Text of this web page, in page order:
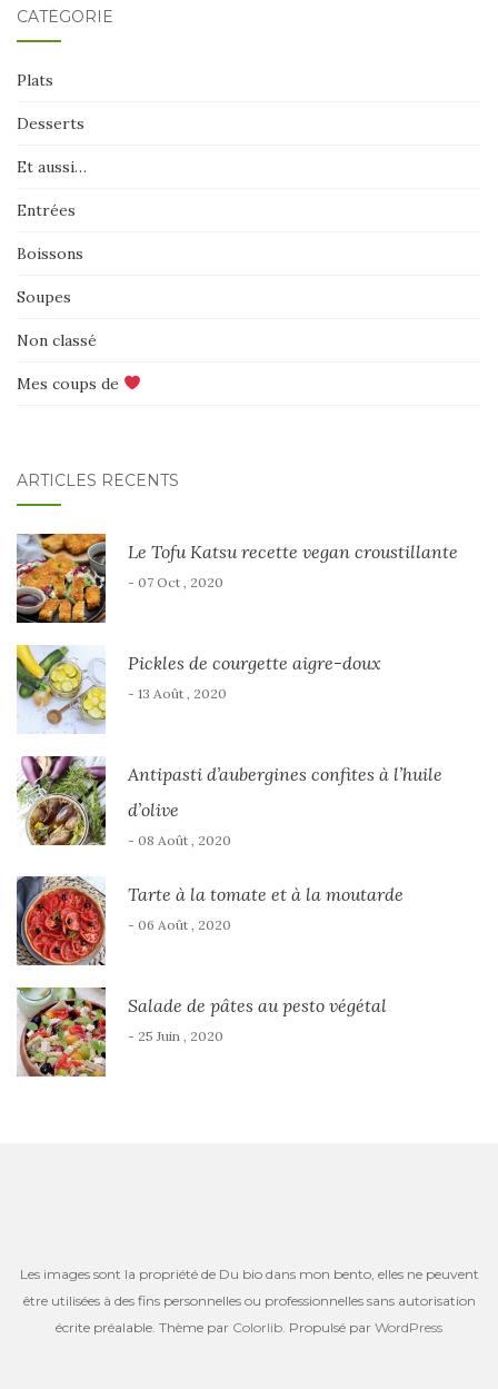
CATÉGORIE
Plats
Desserts
Et aussi…
Entrées
Boissons
Soupes
Non classé
Mes coups de
ARTICLES RÉCENTS
Le Tofu Katsu recette vegan croustillante
- 07 Oct , 2020
Pickles de courgette aigre-doux
- 13 Août , 2020
Antipasti d’aubergines confites à l’huile
d’olive
- 08 Août , 2020
Tarte à la tomate et à la moutarde
- 06 Août , 2020
Salade de pâtes au pesto végétal
- 25 Juin , 2020
Les images sont la propriété de Du bio dans mon bento, elles ne peuvent
être utilisées à des fins personnelles ou professionnelles sans autorisation
écrite préalable. Thème par Colorlib . Propulsé par WordPress